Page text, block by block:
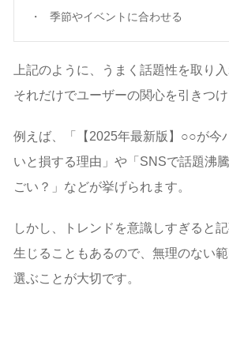
季節やイベントに合わせる
上記のように、うまく話題性を取り
それだけでユーザーの関心を引きつけ
例えば、「【2025年最新版】○○が今
いと損する理由」や「SNSで話題沸
ごい？」などが挙げられます。
しかし、トレンドを意識しすぎると
生じることもあるので、無理のない
選ぶことが大切です。